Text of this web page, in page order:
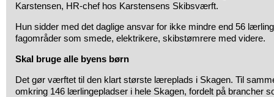
Karstensen, HR-chef hos Karstensens Skibsværft.
Hun sidder med det daglige ansvar for ikke mindre end 56
fagområder som smede, elektrikere, skibstømrere med videre.
Skal bruge alle byens børn
Det gør værftet til den klart største læreplads i Skagen. Til
omkring 146 lærlingepladser i hele Skagen, fordelt på brancher